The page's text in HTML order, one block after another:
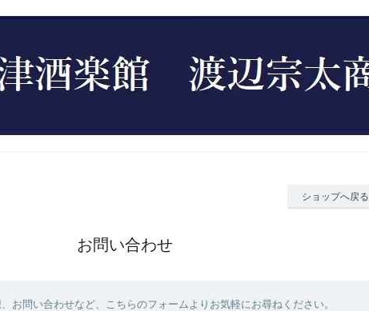
ショップへ戻る
お問い合わせ
お問い合わせなど、こちらのフォームよりお気軽にお尋ねください。